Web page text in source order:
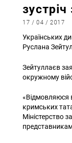
17 / 04 / 2017
Українських
Руслана
Зейтуллаєв
окружному
«Відмовляюся
кримських
Міністерство